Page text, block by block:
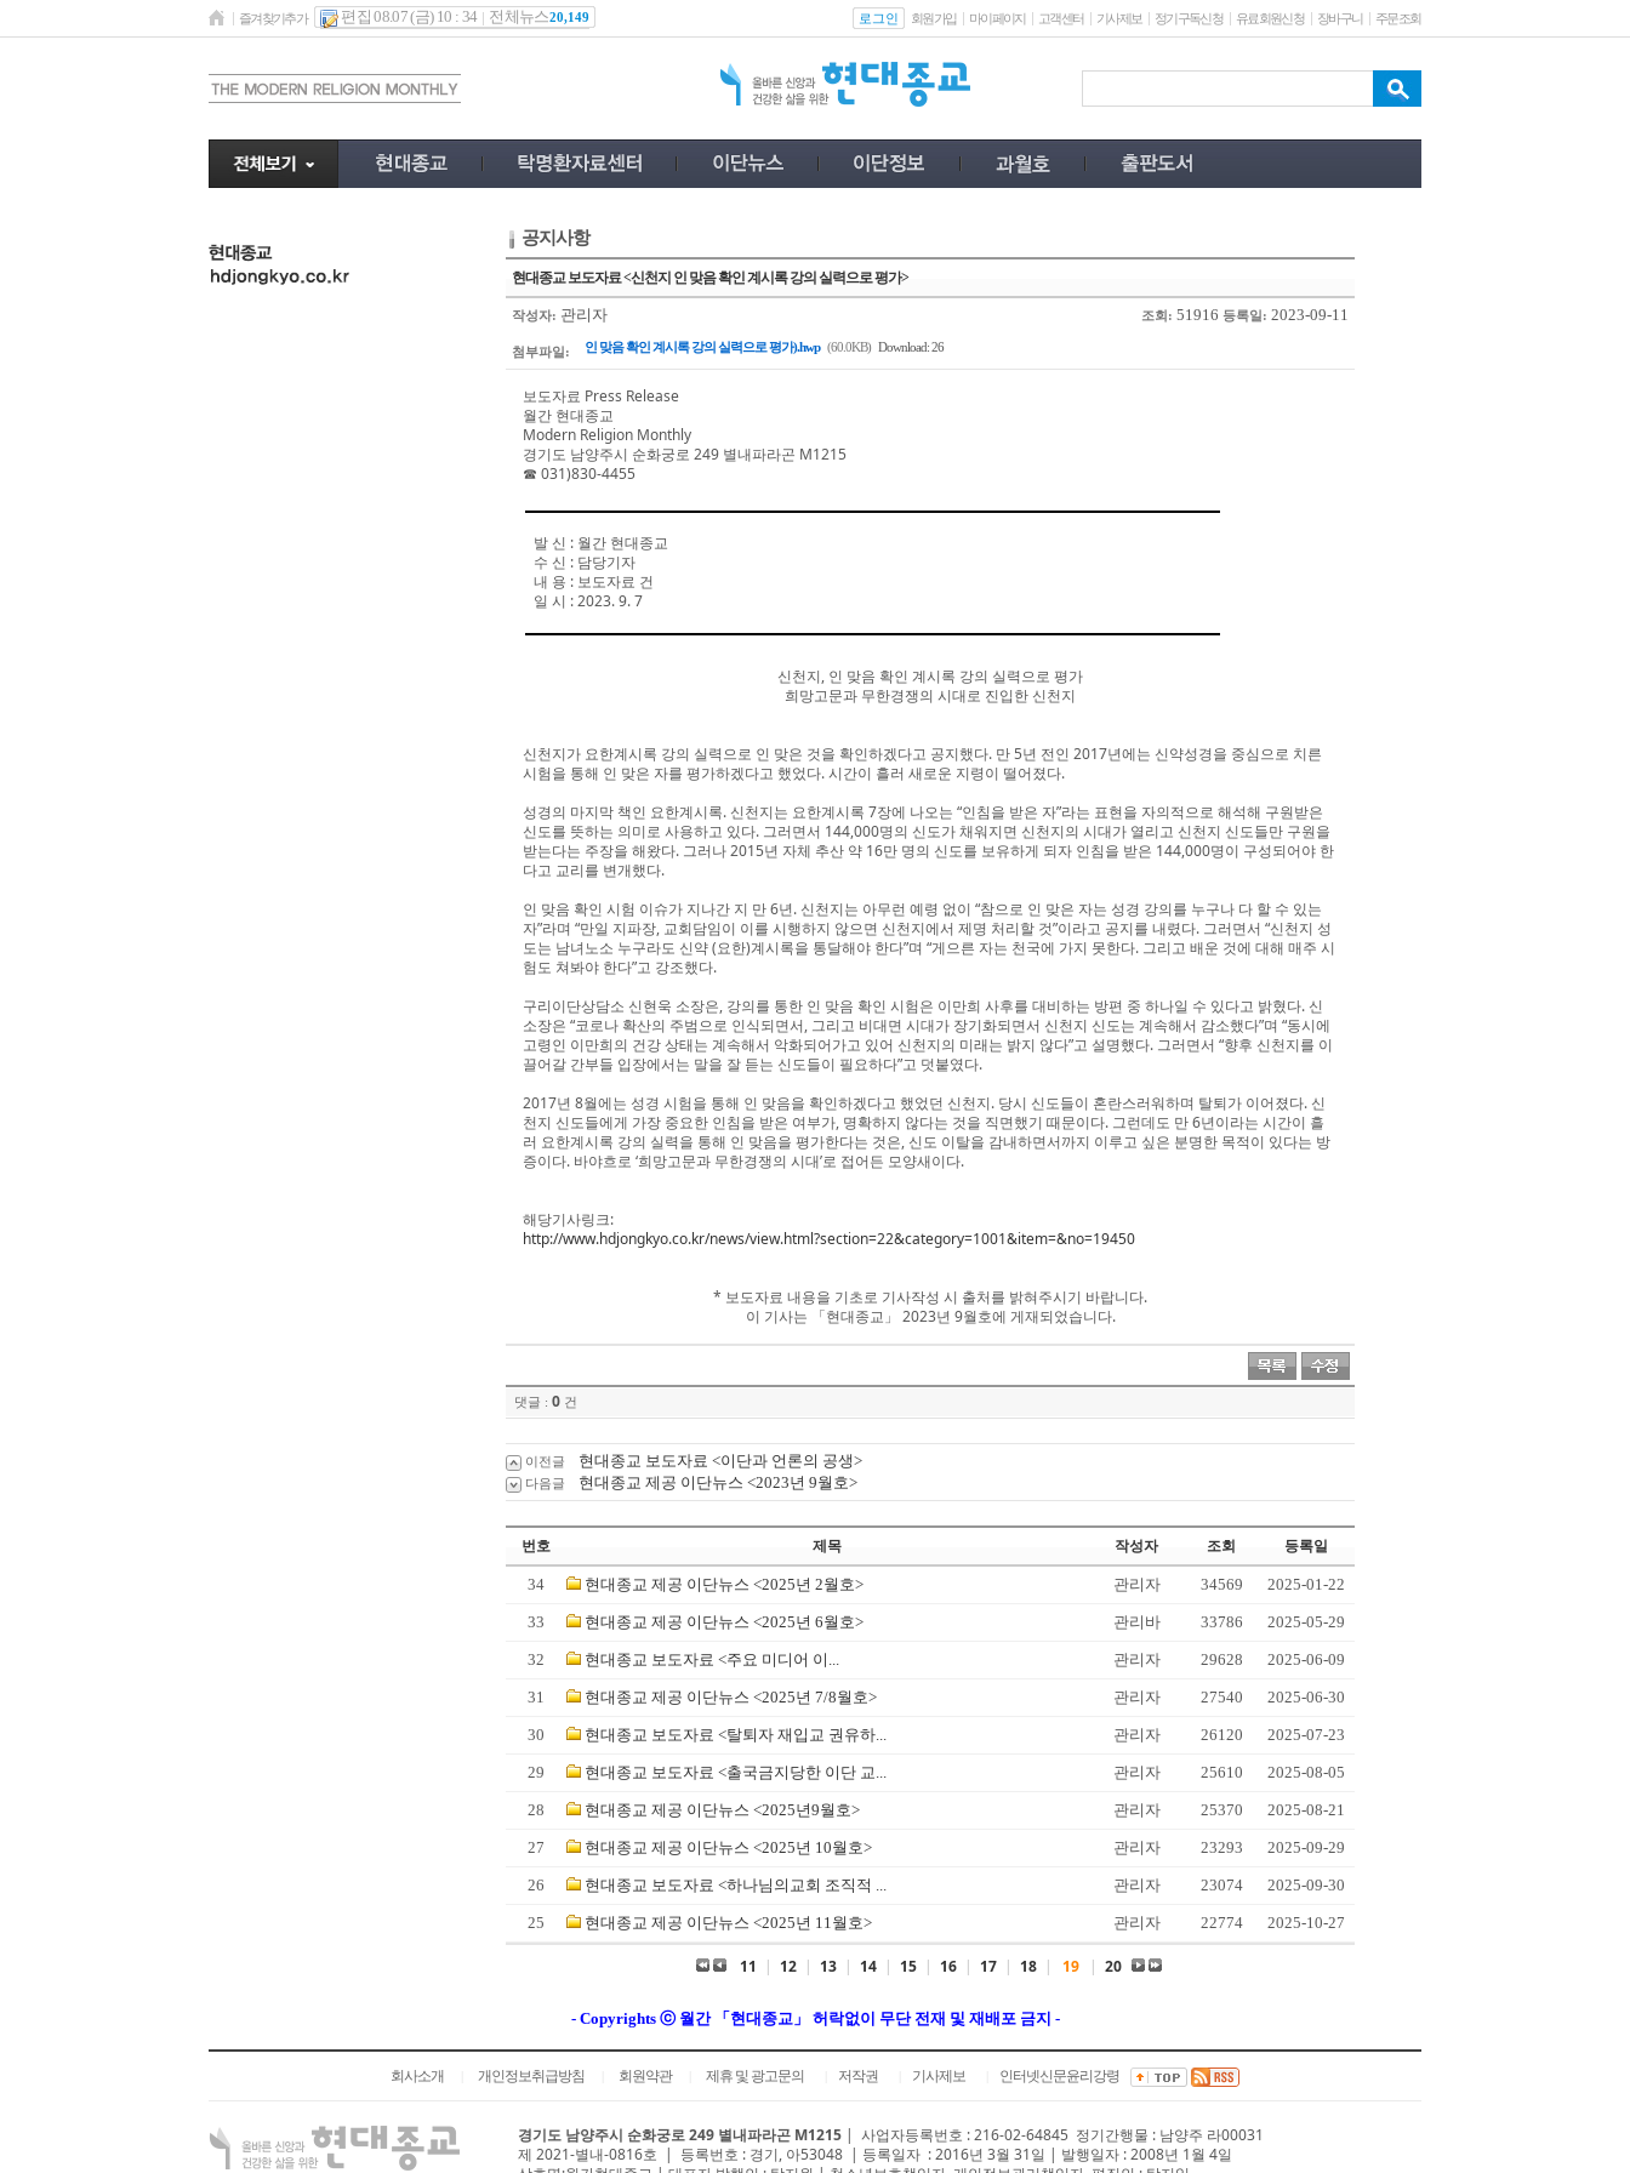
즐겨찾기추가 편집 08.07 (금) 10 : 34 전체뉴스20,149 로그인 회원가입 마이페이지 고객센터 기사제보 정기구독신청 유료회원신청 장바구니 주문조회
공지사항
현대종교 보도자료 <신천지 인 맞음 확인 계시록 강의 실력으로 평가>
작성자: 관리자 조회: 51916 등록일: 2023-09-11
첨부파일: 인 맞음 확인 계시록 강의 실력으로 평가).hwp (60.0KB) Download: 26
보도자료 Press Release
월간 현대종교
Modern Religion Monthly
경기도 남양주시 순화궁로 249 별내파라곤 M1215
☎ 031)830-4455
발 신 : 월간 현대종교
수 신 : 담당기자
내 용 : 보도자료 건
일 시 : 2023. 9. 7
신천지, 인 맞음 확인 계시록 강의 실력으로 평가
희망고문과 무한경쟁의 시대로 진입한 신천지
신천지가 요한계시록 강의 실력으로 인 맞은 것을 확인하겠다고 공지했다. 만 5년 전인 2017년에는 신약성경을 중심으로 치른
시험을 통해 인 맞은 자를 평가하겠다고 했었다. 시간이 흘러 새로운 지령이 떨어졌다.
성경의 마지막 책인 요한계시록. 신천지는 요한계시록 7장에 나오는 “인침을 받은 자”라는 표현을 자의적으로 해석해 구원받은
신도를 뜻하는 의미로 사용하고 있다. 그러면서 144,000명의 신도가 채워지면 신천지의 시대가 열리고 신천지 신도들만 구원을
받는다는 주장을 해왔다. 그러나 2015년 자체 추산 약 16만 명의 신도를 보유하게 되자 인침을 받은 144,000명이 구성되어야 한
다고 교리를 변개했다.
인 맞음 확인 시험 이슈가 지나간 지 만 6년. 신천지는 아무런 예령 없이 “참으로 인 맞은 자는 성경 강의를 누구나 다 할 수 있는
자”라며 “만일 지파장, 교회담임이 이를 시행하지 않으면 신천지에서 제명 처리할 것”이라고 공지를 내렸다. 그러면서 “신천지 성
도는 남녀노소 누구라도 신약 (요한)계시록을 통달해야 한다”며 “게으른 자는 천국에 가지 못한다. 그리고 배운 것에 대해 매주 시
험도 쳐봐야 한다”고 강조했다.
구리이단상담소 신현욱 소장은, 강의를 통한 인 맞음 확인 시험은 이만희 사후를 대비하는 방편 중 하나일 수 있다고 밝혔다. 신
소장은 “코로나 확산의 주범으로 인식되면서, 그리고 비대면 시대가 장기화되면서 신천지 신도는 계속해서 감소했다”며 “동시에
고령인 이만희의 건강 상태는 계속해서 악화되어가고 있어 신천지의 미래는 밝지 않다”고 설명했다. 그러면서 “향후 신천지를 이
끌어갈 간부들 입장에서는 말을 잘 듣는 신도들이 필요하다”고 덧붙였다.
2017년 8월에는 성경 시험을 통해 인 맞음을 확인하겠다고 했었던 신천지. 당시 신도들이 혼란스러워하며 탈퇴가 이어졌다. 신
천지 신도들에게 가장 중요한 인침을 받은 여부가, 명확하지 않다는 것을 직면했기 때문이다. 그런데도 만 6년이라는 시간이 흘
러 요한계시록 강의 실력을 통해 인 맞음을 평가한다는 것은, 신도 이탈을 감내하면서까지 이루고 싶은 분명한 목적이 있다는 방
증이다. 바야흐로 ‘희망고문과 무한경쟁의 시대’로 접어든 모양새이다.
해당기사링크:
http://www.hdjongkyo.co.kr/news/view.html?section=22&category=1001&item=&no=19450
* 보도자료 내용을 기초로 기사작성 시 출처를 밝혀주시기 바랍니다.
이 기사는 「현대종교」 2023년 9월호에 게재되었습니다.
댓글 : 0 건
이전글 현대종교 보도자료 <이단과 언론의 공생>
다음글 현대종교 제공 이단뉴스 <2023년 9월호>
번호 제목 작성자 조회 등록일
34 현대종교 제공 이단뉴스 <2025년 2월호> 관리자 34569 2025-01-22
33 현대종교 제공 이단뉴스 <2025년 6월호> 관리바 33786 2025-05-29
32 현대종교 보도자료 <​주요 미디어 이... 관리자 29628 2025-06-09
31 현대종교 제공 이단뉴스 <2025년 7/8월호> 관리자 27540 2025-06-30
30 현대종교 보도자료 <탈퇴자 재입교 권유하... 관리자 26120 2025-07-23
29 현대종교 보도자료 <출국금지당한 이단 교... 관리자 25610 2025-08-05
28 현대종교 제공 이단뉴스 <2025년9월호> 관리자 25370 2025-08-21
27 현대종교 제공 이단뉴스 <2025년 10월호> 관리자 23293 2025-09-29
26 현대종교 보도자료 <하나님의교회 조직적 ... 관리자 23074 2025-09-30
25 현대종교 제공 이단뉴스 <2025년 11월호> 관리자 22774 2025-10-27
11 | 12 | 13 | 14 | 15 | 16 | 17 | 18 | 19 | 20
- Copyrights ⓒ 월간 「현대종교」 허락없이 무단 전재 및 재배포 금지 -
회사소개 개인정보취급방침 회원약관 제휴 및 광고문의 저작권 기사제보 인터넷신문윤리강령
경기도 남양주시 순화궁로 249 별내파라곤 M1215 | 사업자등록번호 : 216-02-64845 정기간행물 : 남양주 라00031
제 2021-별내-0816호 | 등록번호 : 경기, 아53048 | 등록일자 : 2016년 3월 31일 | 발행일자 : 2008년 1월 4일